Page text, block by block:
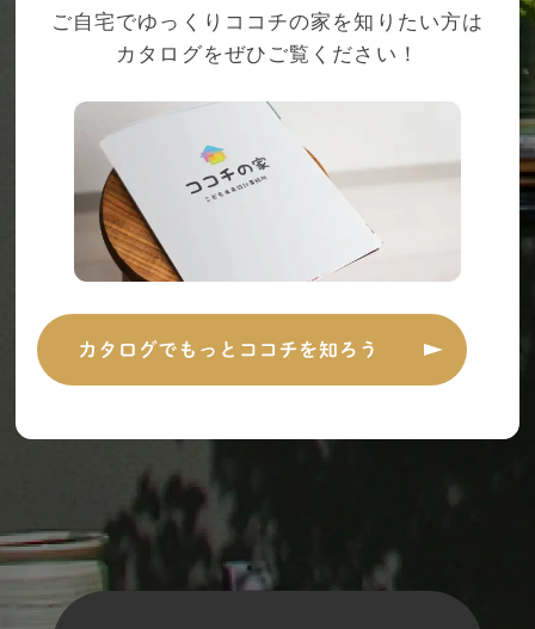
ご自宅でゆっくりココチの家を知りたい方は
カタログをぜひご覧ください！